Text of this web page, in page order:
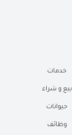
خدمات
بيع و شراء
حيوانات
وظائف